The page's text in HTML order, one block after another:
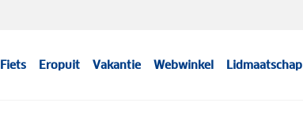
Fiets Eropuit Vakantie Webwinkel Lidmaatschap